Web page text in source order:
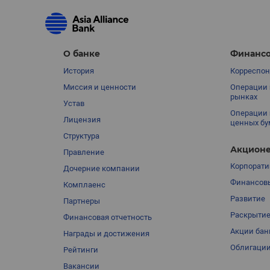
О банке
История
Миссия и ценности
Устав
Лицензия
Структура
Правление
Дочерние компании
Комплаенс
Партнеры
Финансовая отчетность
Награды и достижения
Рейтинги
Вакансии
Операции
рынках
Операции
ценных
Развитие
Акции